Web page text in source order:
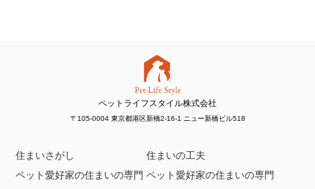
ペットライフスタイル株式会社
〒105-0004 東京都港区新橋2-16-1 ニュー新橋ビル518
住まいさがし
住まいの工夫
ペット愛好家の住まいの専門 ペット愛好家の住まいの専門